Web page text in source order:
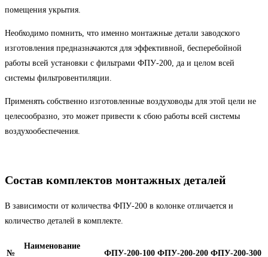
помещения укрытия.
Необходимо помнить, что именно монтажные детали заводского
изготовления предназначаются для эффективной, бесперебойной
работы всей установки с фильтрами ФПУ-200, да и целом всей
системы фильтровентиляции.
Применять собственно изготовленные воздуховоды для этой цели не
целесообразно, это может привести к сбою работы всей системы
воздухообеспечения.
Состав комплектов монтажных деталей
В зависимости от количества ФПУ-200 в колонке отличается и
количество деталей в комплекте.
№
Наименование
ФПУ-200-100 ФПУ-200-200 ФПУ-200-300